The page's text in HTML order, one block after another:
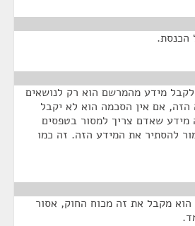
הכנסת.
מידע מהמרשם הוא רק לנושאים
הזה, אם אין הסכמה הוא לא יקבל
מכוח סעיף 6. זה מידע שאדם צריך למסור בטפסים
להסתיר את המידע הזה. זה כמו
מקבל את זה מכוח החוק, אסור